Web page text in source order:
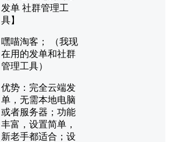
发单 社群管理工
具】
嘿喵淘客； （我现
在用的发单和社群
管理工具）
优势：完全云端发
单，无需本地电脑
或者服务器；功能
丰富，设置简单，
新老手都适合；设